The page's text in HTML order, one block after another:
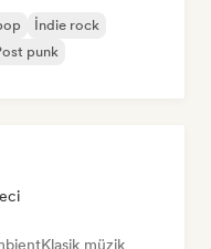
İndie rock
punk
Klasik müzik